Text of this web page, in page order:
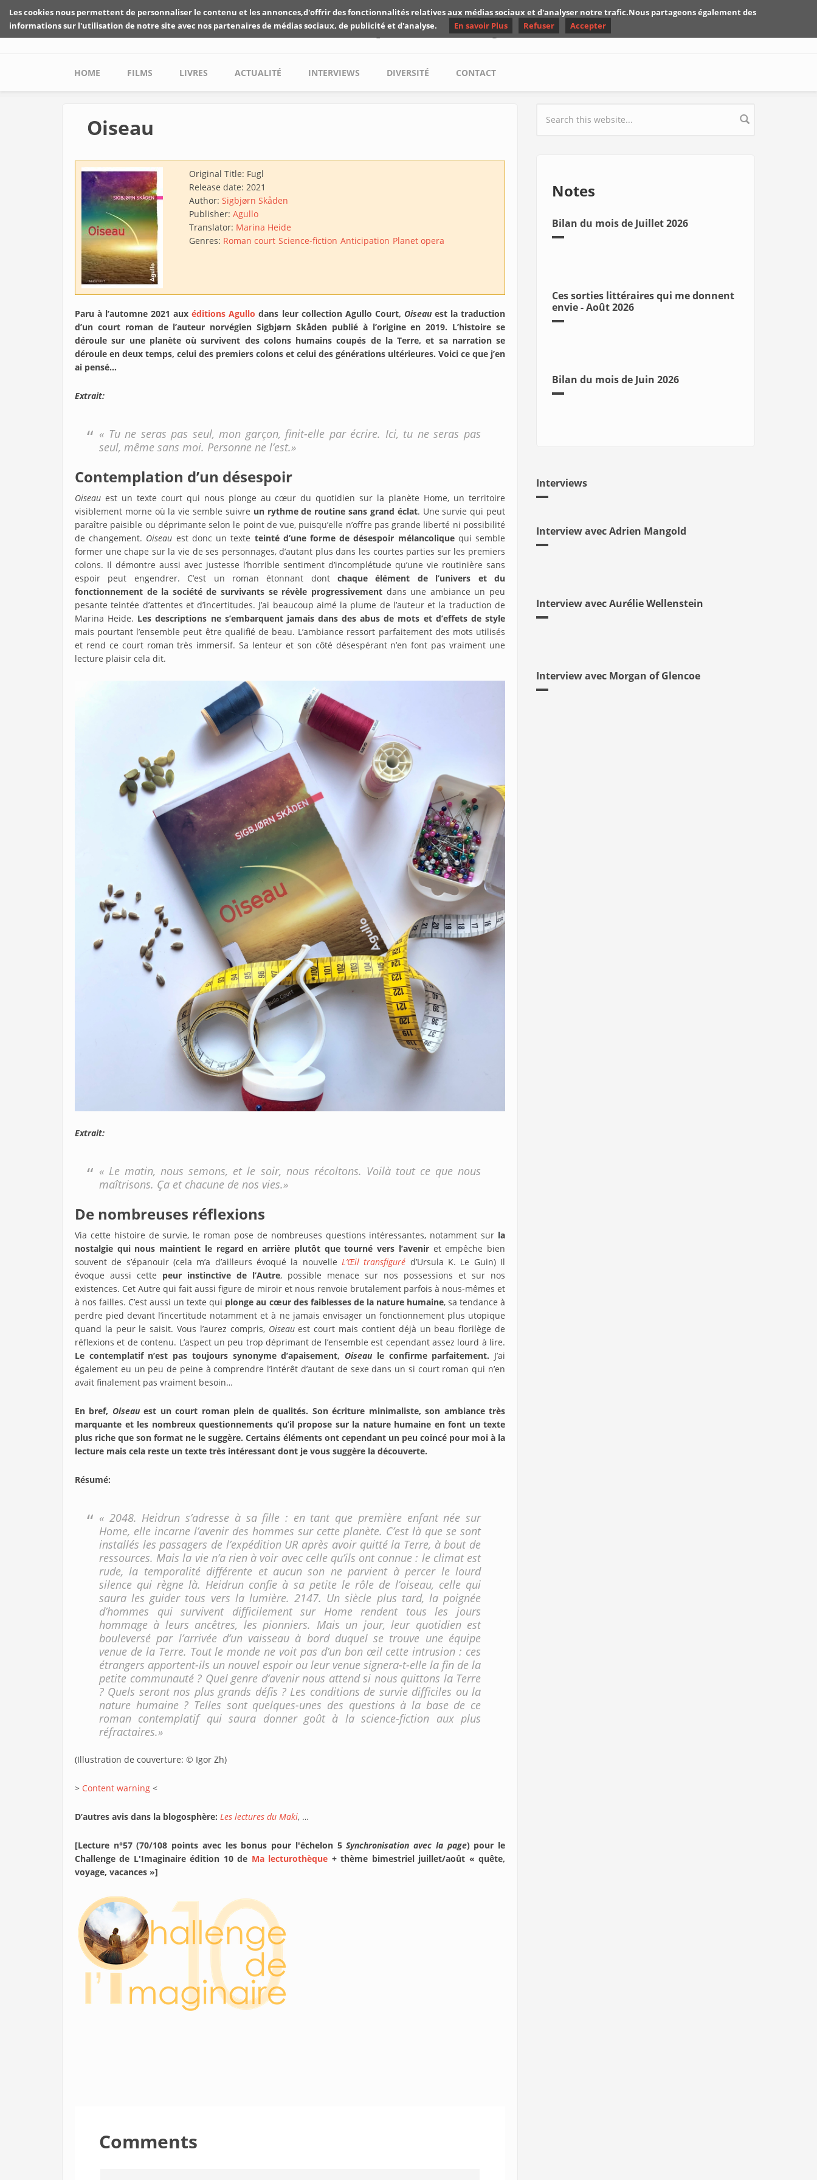
Skip to main content
Les critiques de Yuyine
Main menu
HOME FILMS LIVRES ACTUALITÉ INTERVIEWS DIVERSITÉ CONTACT
Oiseau
Original Title: Fugl
Release date: 2021
Author: Sigbjørn Skåden
Publisher: Agullo
Translator: Marina Heide
Genres: Roman court Science-fiction Anticipation Planet opera
Paru à l’automne 2021 auxéditions Agullo dans leur collection Agullo Court, Oiseauest la traduction
d’un court roman de l’auteur norvégien Sigbjørn Skåden publié à l’origine en 2019. L’histoire se
déroule sur une planète où survivent des colons humains coupés de la Terre, et sa narration se
déroule en deux temps, celui des premiers colons et celui des générations ultérieures. Voici ce que j’en
ai pensé…
Extrait:
« Tu ne seras pas seul, mon garçon, finit-elle par écrire. Ici, tu ne seras pas
seul, même sans moi. Personne ne l’est.»
Contemplation d’un désespoir
Oiseau est un texte court qui nous plonge au cœur du quotidien sur la planète Home, un territoire
visiblement morne où la vie semble suivre un rythme de routine sans grand éclat. Une survie qui peut
paraître paisible ou déprimante selon le point de vue, puisqu’elle n’offre pas grande liberté ni possibilité
de changement. Oiseau est donc un texte teinté d’une forme de désespoir mélancoliquequi semble
former une chape sur la vie de ses personnages, d’autant plus dans les courtes parties sur les premiers
colons. Il démontre aussi avec justesse l’horrible sentiment d’incomplétude qu’une vie routinière sans
espoir peut engendrer. C’est un roman étonnant dontchaque élément de l’univers et du
fonctionnement de la société de survivants se révèle progressivement dans une ambiance un peu
pesante teintée d’attentes et d’incertitudes. J’ai beaucoup aimé la plume de l’auteur et la traduction de
Marina Heide. Les descriptions ne s’embarquent jamais dans des abus de mots et d’effets de style
mais pourtant l’ensemble peut être qualifié de beau. L’ambiance ressort parfaitement des mots utilisés
et rend ce court roman très immersif. Sa lenteur et son côté désespérant n’en font pas vraiment une
lecture plaisir cela dit.
Extrait:
« Le matin, nous semons, et le soir, nous récoltons. Voilà tout ce que nous
maîtrisons. Ça et chacune de nos vies.»
De nombreuses réflexions
Via cette histoire de survie, le roman pose de nombreuses questions intéressantes, notamment sur la
nostalgie qui nous maintient le regard en arrière plutôt que tourné vers l’aveniret empêche bien
souvent de s’épanouir (cela m’a d’ailleurs évoqué la nouvelle L’Œil transfiguré d’Ursula K. Le Guin) Il
évoque aussi cette peur instinctive de l’Autre, possible menace sur nos possessions et sur nos
existences. Cet Autre qui fait aussi figure de miroir et nous renvoie brutalement parfois à nous-mêmes et
à nos failles. C’est aussi un texte qui plonge au cœur des faiblesses de la nature humaine, sa tendance à
perdre pied devant l’incertitude notamment et à ne jamais envisager un fonctionnement plus utopique
quand la peur le saisit. Vous l’aurez compris, Oiseauest court mais contient déjà un beau florilège de
réflexions et de contenu. L’aspect un peu trop déprimant de l’ensemble est cependant assez lourd à lire.
Le contemplatif n’est pas toujours synonyme d’apaisement, Oiseau le confirme parfaitement. J’ai
également eu un peu de peine à comprendre l’intérêt d’autant de sexe dans un si court roman qui n’en
avait finalement pas vraiment besoin…
En bref, Oiseauest un court roman plein de qualités. Son écriture minimaliste, son ambiance très
marquante et les nombreux questionnements qu’il propose sur la nature humaine en font un texte
plus riche que son format ne le suggère. Certains éléments ont cependant un peu coincé pour moi à la
lecture mais cela reste un texte très intéressant dont je vous suggère la découverte.
Résumé:
« 2048. Heidrun s’adresse à sa fille : en tant que première enfant née sur
Home, elle incarne l’avenir des hommes sur cette planète. C’est là que se sont
installés les passagers de l’expédition UR après avoir quitté la Terre, à bout de
ressources. Mais la vie n’a rien à voir avec celle qu’ils ont connue : le climat est
rude, la temporalité différente et aucun son ne parvient à percer le lourd
silence qui règne là. Heidrun confie à sa petite le rôle de l’oiseau, celle qui
saura les guider tous vers la lumière. 2147. Un siècle plus tard, la poignée
d’hommes qui survivent difficilement sur Home rendent tous les jours
hommage à leurs ancêtres, les pionniers. Mais un jour, leur quotidien est
bouleversé par l’arrivée d’un vaisseau à bord duquel se trouve une équipe
venue de la Terre. Tout le monde ne voit pas d’un bon œil cette intrusion : ces
étrangers apportent-ils un nouvel espoir ou leur venue signera-t-elle la fin de la
petite communauté ? Quel genre d’avenir nous attend si nous quittons la Terre
? Quels seront nos plus grands défis ? Les conditions de survie difficiles ou la
nature humaine ? Telles sont quelques-unes des questions à la base de ce
roman contemplatif qui saura donner goût à la science-fiction aux plus
réfractaires.»
(Illustration de couverture: © Igor Zh)
> Content warning <
D’autres avis dans la blogosphère: Les lectures du Maki, …
[Lecture n°57 (70/108 points avec les bonus pour l'échelon 5Synchronisation avec la page) pour le
Challenge de L'Imaginaire édition 10 de Ma lecturothèque + thème bimestriel juillet/août « quête,
voyage, vacances »]
Comments
Search form
Notes
Bilan du mois de Juillet 2026
Ces sorties littéraires qui me donnent
envie - Août 2026
Bilan du mois de Juin 2026
Interviews
Interview avec Adrien Mangold
Interview avec Aurélie Wellenstein
Interview avec Morgan of Glencoe
Les cookies nous permettent de personnaliser le contenu et les annonces,d'offrir des fonctionnalités relatives aux médias sociaux et d'analyser notre trafic.Nous partageons également des
informations sur l'utilisation de notre site avec nos partenaires de médias sociaux, de publicité et d'analyse.
En savoir Plus Refuser Accepter